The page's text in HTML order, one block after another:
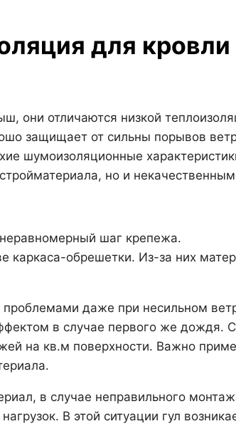
для кровли
они отличаются низкой
защищает от сильны порывов
шумоизоляционные
но и
шаг крепежа.
каркаса-обрешетки. Из-за них
проблемами даже при несильном
в случае первого же дождя.
на кв.м поверхности. Важно
в случае неправильного
В этой ситуации гул